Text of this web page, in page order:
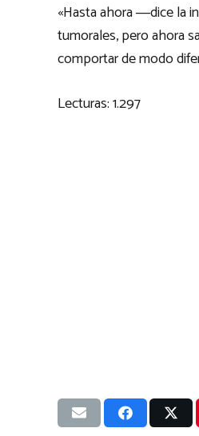
«Hasta ahora ―dice la
tumorales, pero ahora
comportar de modo
Lecturas:1.297